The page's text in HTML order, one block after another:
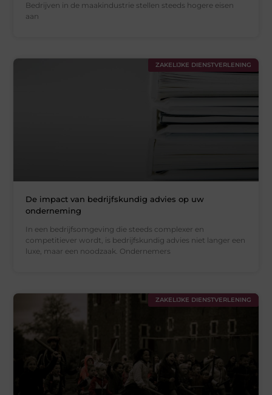
Bedrijven in de maakindustrie stellen steeds hogere eisen
aan
ZAKELIJKE DIENSTVERLENING
De impact van bedrijfskundig advies op uw
onderneming
In een bedrijfsomgeving die steeds complexer en
competitiever wordt, is bedrijfskundig advies niet langer een
luxe, maar een noodzaak. Ondernemers
ZAKELIJKE DIENSTVERLENING